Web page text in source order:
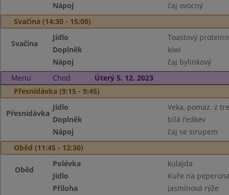
Nápoj
čaj ovocný
Svačina (14:30 - 15:00)
Svačina
Jídlo
Toastový
Doplněk
kiwi
Nápoj
čaj bylinkový
Menu
Chod
Úterý 5. 12. 2023
Přesnídávka (9:15 - 9:45)
Přesnídávka
Jídlo
Veka, pomaz. z
Doplněk
bílá ředkev
Nápoj
čaj se sirupem
Oběd (11:45 - 12:30)
Oběd
Polévka
kulajda
Jídlo
Kuře na
Příloha
jasmínová rýže